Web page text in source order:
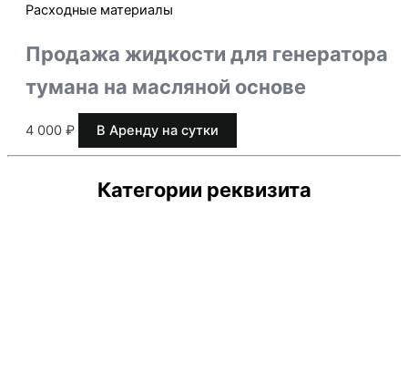
Расходные материалы
Продажа жидкости для генератора
тумана на масляной основе
4 000 ₽ В Аренду на сутки
Категории реквизита